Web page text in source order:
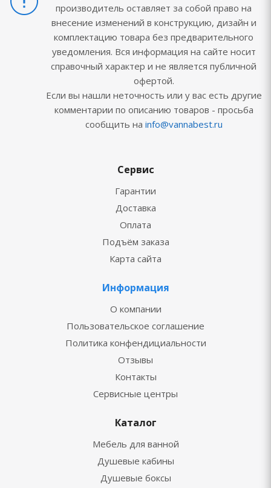
производитель оставляет за собой право на
внесение изменений в конструкцию, дизайн и
комплектацию товара без предварительного
уведомления. Вся информация на сайте носит
справочный характер и не является публичной
офертой.
Если вы нашли неточность или у вас есть другие
комментарии по описанию товаров - просьба
сообщить на info@vannabest.ru
Сервис
Гарантии
Доставка
Оплата
Подъём заказа
Карта сайта
Информация
О компании
Пользовательское соглашение
Политика конфендициальности
Отзывы
Контакты
Сервисные центры
Каталог
Мебель для ванной
Душевые кабины
Душевые боксы